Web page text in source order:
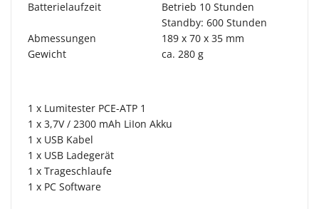
Batterielaufzeit
Betrieb 10 Stunden
Standby: 600 Stunden
Abmessungen
189 x 70 x 35 mm
Gewicht
ca. 280 g
1 x Lumitester PCE-ATP 1
1 x 3,7V / 2300 mAh LiIon Akku
1 x USB Kabel
1 x USB Ladegerät
1 x Trageschlaufe
1 x PC Software